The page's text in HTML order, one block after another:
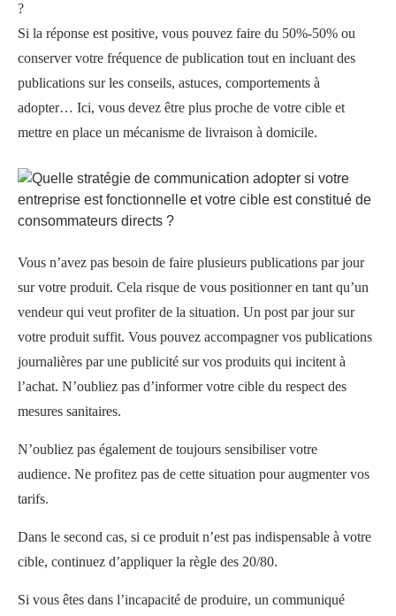
?
Si la réponse est positive, vous pouvez faire du 50%-50% ou
conserver votre fréquence de publication tout en incluant des
publications sur les conseils, astuces, comportements à
adopter… Ici, vous devez être plus proche de votre cible et
mettre en place un mécanisme de livraison à domicile.
Vous n’avez pas besoin de faire plusieurs publications par jour
sur votre produit. Cela risque de vous positionner en tant qu’un
vendeur qui veut profiter de la situation. Un post par jour sur
votre produit suffit. Vous pouvez accompagner vos publications
journalières par une publicité sur vos produits qui incitent à
l’achat. N’oubliez pas d’informer votre cible du respect des
mesures sanitaires.
N’oubliez pas également de toujours sensibiliser votre
audience. Ne profitez pas de cette situation pour augmenter vos
tarifs.
Dans le second cas, si ce produit n’est pas indispensable à votre
cible, continuez d’appliquer la règle des 20/80.
Si vous êtes dans l’incapacité de produire, un communiqué